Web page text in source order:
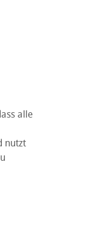
alle
nutzt